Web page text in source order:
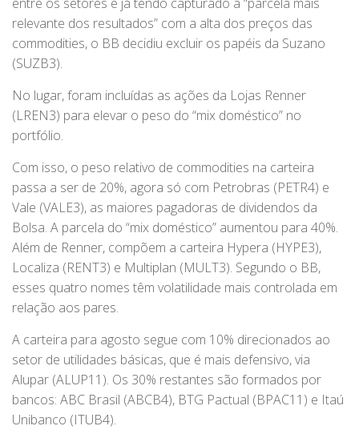
relevante dos resultados” com a alta dos preços das
commodities, o BB decidiu excluir os papéis da Suzano
(SUZB3).
No lugar, foram incluídas as ações da Lojas Renner
(LREN3) para elevar o peso do “mix doméstico” no
portfólio.
Com isso, o peso relativo de commodities na carteira
passa a ser de 20%, agora só com Petrobras (PETR4) e
Vale (VALE3), as maiores pagadoras de dividendos da
Bolsa. A parcela do “mix doméstico” aumentou para 40%.
Além de Renner, compõem a carteira Hypera (HYPE3),
Localiza (RENT3) e Multiplan (MULT3). Segundo o BB,
esses quatro nomes têm volatilidade mais controlada em
relação aos pares.
A carteira para agosto segue com 10% direcionados ao
setor de utilidades básicas, que é mais defensivo, via
Alupar (ALUP11). Os 30% restantes são formados por
bancos: ABC Brasil (ABCB4), BTG Pactual (BPAC11) e Itaú
Unibanco (ITUB4).